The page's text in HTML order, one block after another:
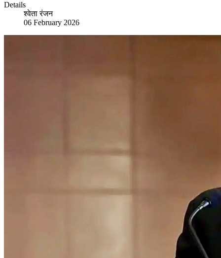
Details
श्वेता रंजन
06 February 2026